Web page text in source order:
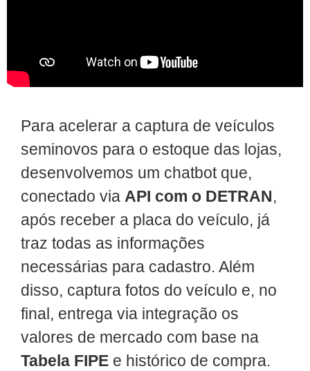
Para acelerar a captura de veículos
seminovos para o estoque das lojas,
desenvolvemos um chatbot que,
conectado via API com o DETRAN,
após receber a placa do veículo, já
traz todas as informações
necessárias para cadastro. Além
disso, captura fotos do veículo e, no
final, entrega via integração os
valores de mercado com base na
Tabela FIPE e histórico de compra.